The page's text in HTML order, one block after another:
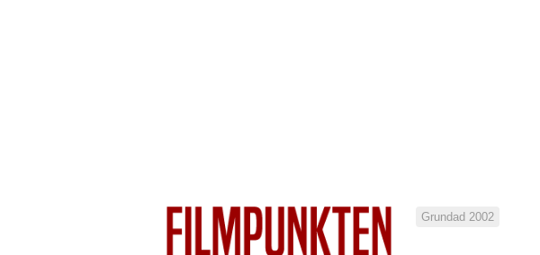
Grundad 2002